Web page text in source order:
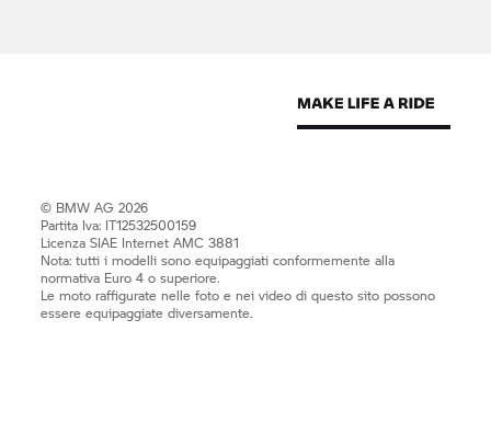
© BMW AG 2026
Partita Iva: IT12532500159
Licenza SIAE Internet AMC 3881
Nota: tutti i modelli sono equipaggiati conformemente alla
normativa Euro 4 o superiore.
Le moto raffigurate nelle foto e nei video di questo sito possono
essere equipaggiate diversamente.